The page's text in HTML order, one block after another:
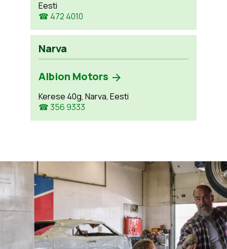
Eesti
☎ 472 4010
Narva
Albion Motors
Kerese 40g, Narva, Eesti
☎ 356 9333